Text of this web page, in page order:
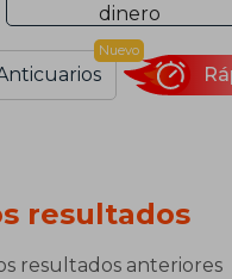
dinero
Nuevo
resultados
resultados anteriores